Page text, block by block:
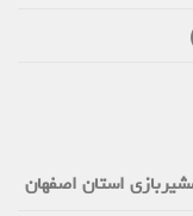
استان اصفهان